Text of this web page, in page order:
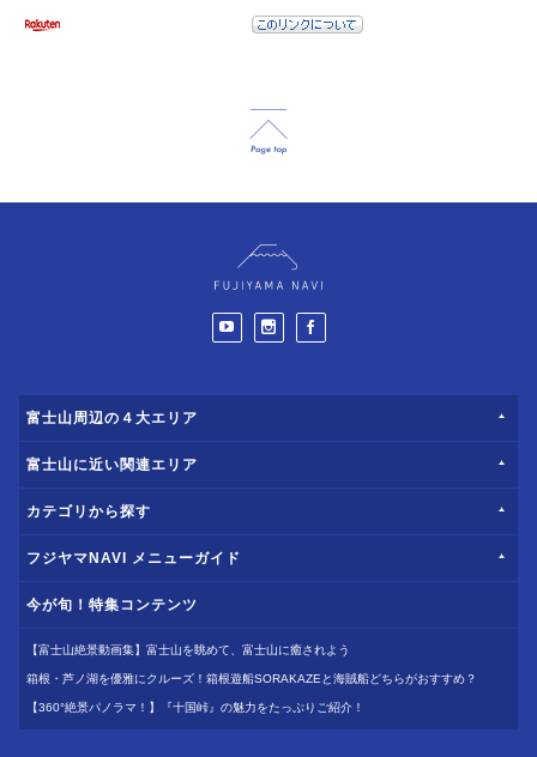
富士山周辺の４大エリア
富士山に近い関連エリア
カテゴリから探す
フジヤマNAVI メニューガイド
今が旬！特集コンテンツ
【富士山絶景動画集】富士山を眺めて、富士山に癒されよう
箱根・芦ノ湖を優雅にクルーズ！箱根遊船SORAKAZEと海賊船どちらがおすすめ？
【360°絶景パノラマ！】『十国峠』の魅力をたっぷりご紹介！